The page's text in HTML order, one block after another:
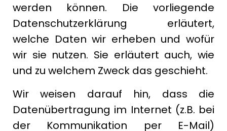
werden können. Die vorliegende
Datenschutzerklärung erläutert,
welche Daten wir erheben und wofür
wir sie nutzen. Sie erläutert auch, wie
und zu welchem Zweck das geschieht.
Wir weisen darauf hin, dass die
Datenübertragung im Internet (z.B. bei
der Kommunikation per E-Mail)